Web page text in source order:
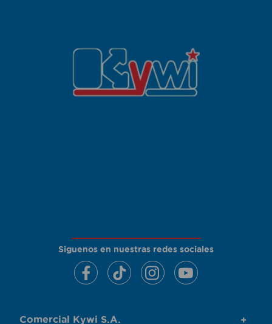
Siguenos en nuestras redes sociales
Comercial Kywi S.A. +